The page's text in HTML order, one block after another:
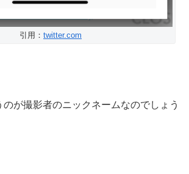
引用： twitter.com
のが撮影者のニックネームなのでしょう